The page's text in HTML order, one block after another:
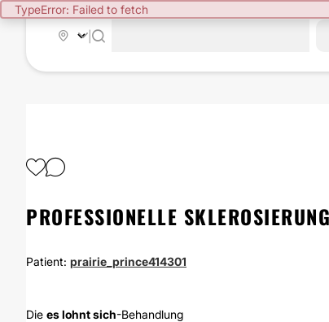
TypeError: Failed to fetch
PROFESSIONELLE
Patient: prairie_prince414301
Die es lohnt sich-Behandlung